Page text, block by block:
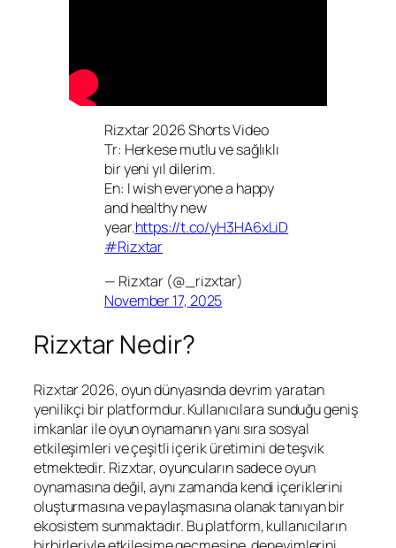
Rizxtar 2026 Shorts Video
Tr: Herkese mutlu ve sağlıklı
bir yeni yıl dilerim.
En: I wish everyone a happy
and healthy new
year.https://t.co/yH3HA6xLiD
#Rizxtar
— Rizxtar (@_rizxtar)
November 17, 2025
Rizxtar Nedir?
Rizxtar 2026, oyun dünyasında devrim yaratan
yenilikçi bir platformdur. Kullanıcılara sunduğu geniş
imkanlar ile oyun oynamanın yanı sıra sosyal
etkileşimleri ve çeşitli içerik üretimini de teşvik
etmektedir. Rizxtar, oyuncuların sadece oyun
oynamasına değil, aynı zamanda kendi içeriklerini
oluşturmasına ve paylaşmasına olanak tanıyan bir
ekosistem sunmaktadır. Bu platform, kullanıcıların